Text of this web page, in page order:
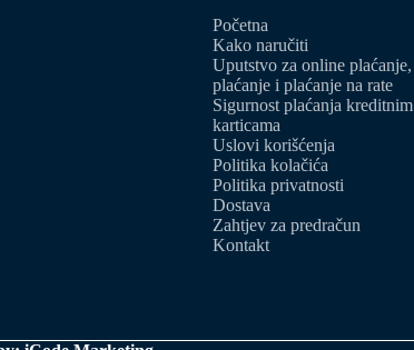
Početna
Kako naručiti
Uputstvo za online plaćanje,
plaćanje i plaćanje na rate
Sigurnost plaćanja kreditnim
karticama
Uslovi korišćenja
Politika kolačića
Politika privatnosti
Dostava
Zahtjev za predračun
Kontakt